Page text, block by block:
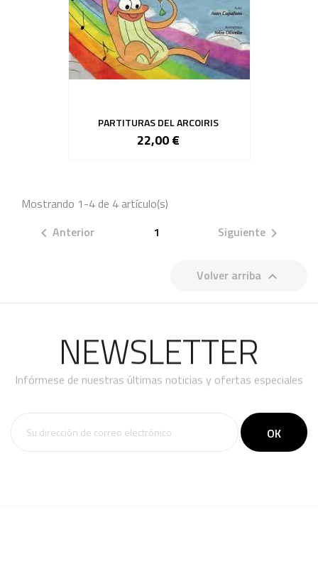
PARTITURAS DEL ARCOIRIS
22,00 €
Mostrando 1-4 de 4 artículo(s)
 Anterior 1 Siguiente 
Volver arriba 
NEWSLETTER
Infórmese de nuestras últimas noticias y ofertas especiales